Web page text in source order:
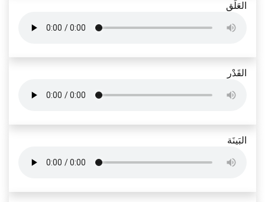
العَلَق
القَدْر
البَينَة